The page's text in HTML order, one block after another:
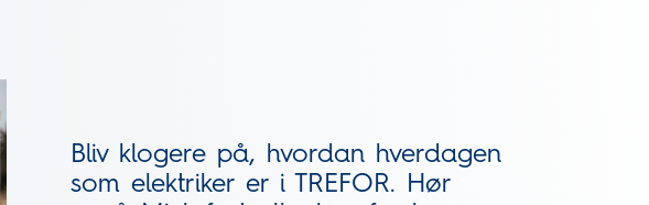
Bliv klogere på, hvordan hverdagen
som elektriker er i TREFOR. Hør